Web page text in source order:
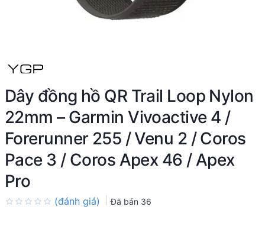
Dây đồng hồ QR Trail Loop Nylon
22mm – Garmin Vivoactive 4 /
Forerunner 255 / Venu 2 / Coros
Pace 3 / Coros Apex 46 / Apex
Pro
(đánh giá) Đã bán 36